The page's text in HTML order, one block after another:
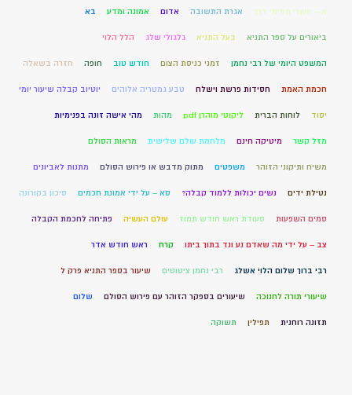
א – אשרי תמימי דרך אגרת התשובה אדום אמונה ומדע בא
ביאורים על ספר התניא בעל התניא גלגולי שלג הלל הלוי
המשפט היומי של רבי נחמן זמני כניסת הצום חודש טוב חופה חזרה בשאלה
חכמת האמת חסידות פרשת וישלח טבע גמטריה אלוהים יוטיוב קבלה שיעור יומי
יסוד לוחות הברית ליקוטי מוהרן pdf מהות מהי אישה זונה בפנימיות
מזל קשר מיטיקה חינם מלחמת עולם שלישית מראות הסולם
משיח ותיקוני הזוהר משפטים מתוק מדבש או פירוש הסולם מתנות לאביונים
נטילת ידים נשים יכולות ללמוד קבלה? סא – על ידי אמונת חכמים סיכון בקורונה
סמים השפעות סעודת ראש חודש תמוז עולם העשיה פתיחה לחכמת הקבלה
צב – על ידי מה שאדם נע ונד בתוך ביתו קרח ראש חודש אדר
רבי ברוך שלום הלוי אשלג רבי נחמן ציטוטים שיעור בספר התניא פרק ל
שיעורי תורה לחנוכה שיעורים בספקר הזוהר עם פירוש הסולם שלום
תזונה רוחנית תפילין תשוקה